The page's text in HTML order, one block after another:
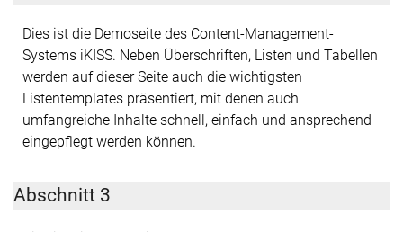
Dies ist die Demoseite des Content-Management-
Systems iKISS. Neben Überschriften, Listen und Tabellen
werden auf dieser Seite auch die wichtigsten
Listentemplates präsentiert, mit denen auch
umfangreiche Inhalte schnell, einfach und ansprechend
eingepflegt werden können.
Abschnitt 3